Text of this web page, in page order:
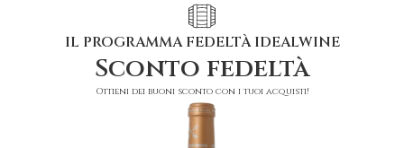
IL PROGRAMMA FEDELTÀ IDEALWINE
Sconto fedeltà
Ottieni dei buoni sconto con i tuoi acquisti!